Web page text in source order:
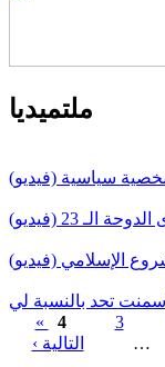
ملتميديا
23 (فيديو)
الإسلامي (فيديو)
تحد بالنسبة لي
الصفحات
3
4
…
التالية ›